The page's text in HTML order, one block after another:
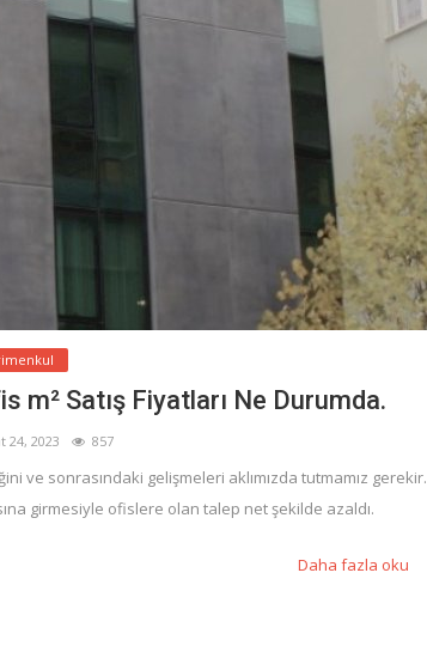
m² Satış Fiyatları Ne Durumda.
24, 2023 857
ve sonrasındaki gelişmeleri aklımızda tutmamız gerekir.
girmesiyle ofislere olan talep net şekilde azaldı.
Daha fazla oku